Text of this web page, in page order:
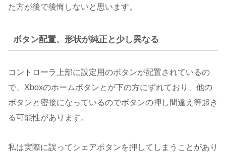
た方が後で後悔しないと思います。
ボタン配置、形状が純正と少し異なる
コントローラ上部に設定用のボタンが配置されているの
で、Xboxのホームボタンとが下の方にずれており、他の
ボタンと密接になっているのでボタンの押し間違え等起き
る可能性があります。
私は実際に誤ってシェアボタンを押してしまうことがあり